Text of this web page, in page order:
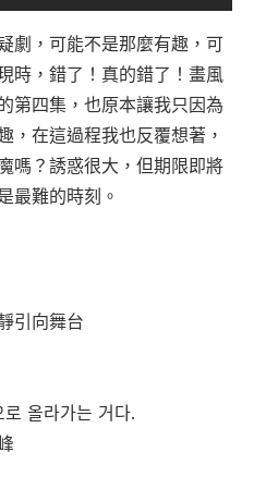
劇，可能不是那麼有趣，可
時，錯了！真的錯了！畫風
第四集，也原本讓我只因為
，在這過程我也反覆想著，
嗎？誘惑很大，但期限即將
最難的時刻。
引向舞台
올라가는 거다.